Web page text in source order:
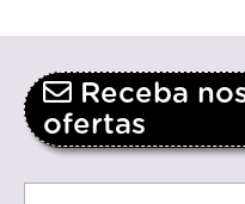
Receba
ofertas